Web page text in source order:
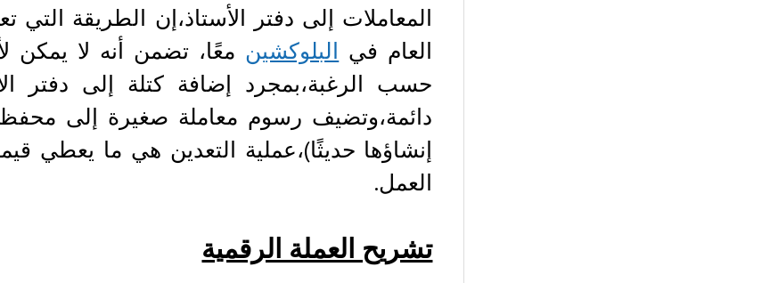
المعاملات إلى دفتر الأستاذ،إن الطريقة التي
العام في البلوكشين معًا، تضمن أنه لا يمكن
حسب الرغبة،بمجرد إضافة كتلة إلى دفتر
دائمة،وتضيف رسوم معاملة صغيرة إلى
إنشاؤها حديثًا)،عملية التعدين هي ما يعطي
العمل.
تشريح العملة الرقمية